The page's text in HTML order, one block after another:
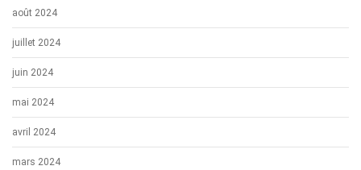
août 2024
juillet 2024
juin 2024
mai 2024
avril 2024
mars 2024